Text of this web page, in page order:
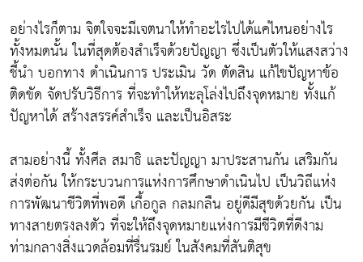
อย่างไรก็ตาม จิตใจจะมีเจตนาให้ทำอะไรไปได้แค่ไหนอย่างไร
ทั้งหมดนั้น ในที่สุดต้องสำเร็จด้วยปัญญา ซึ่งเป็นตัวให้แสงสว่าง
ชี้นำ บอกทาง ดำเนินการ ประเมิน วัด ตัดสิน แก้ไขปัญหาข้อ
ติดขัด จัดปรับวิธีการ ที่จะทำให้ทะลุโล่งไปถึงจุดหมาย ทั้งแก้
ปัญหาได้ สร้างสรรค์สำเร็จ และเป็นอิสระ
สามอย่างนี้ ทั้งศีล สมาธิ และปัญญา มาประสานกัน เสริมกัน
ส่งต่อกัน ให้กระบวนการแห่งการศึกษาดำเนินไป เป็นวิถีแห่ง
การพัฒนาชีวิตที่พอดี เกื้อกูล กลมกลืน อยู่ดีมีสุขด้วยกัน เป็น
ทางสายตรงลงตัว ที่จะให้ถึงจุดหมายแห่งการมีชีวิตที่ดีงาม
ท่ามกลางสิ่งแวดล้อมที่รื่นรมย์ ในสังคมที่สันติสุข